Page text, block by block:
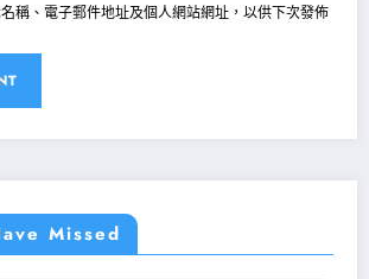
稱、電子郵件地址及個人網站網址，以供下次發佈
Missed